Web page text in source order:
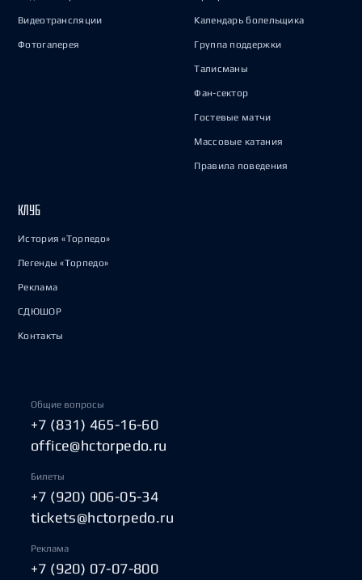
Видеотрансляции
Фотогалерея
Календарь болельщика
Группа поддержки
Талисманы
Фан-сектор
Гостевые матчи
Массовые катания
Правила поведения
КЛУБ
История «Торпедо»
Легенды «Торпедо»
Реклама
СДЮШОР
Контакты
Общие вопросы
+7 (831) 465-16-60
office@hctorpedo.ru
Билеты
+7 (920) 006-05-34
tickets@hctorpedo.ru
Реклама
+7 (920) 07-07-800